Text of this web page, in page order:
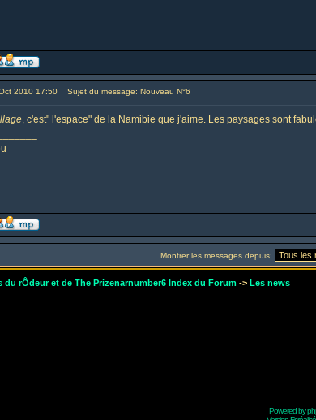
2010 17:50 Sujet du message: Nouveau N°6
, c'est" l'espace" de la Namibie que j'aime. Les paysages sont
Montrer les messages depuis:
du rÔdeur et de The Prizenarnumber6 Index du Forum -> Les news
Powered by